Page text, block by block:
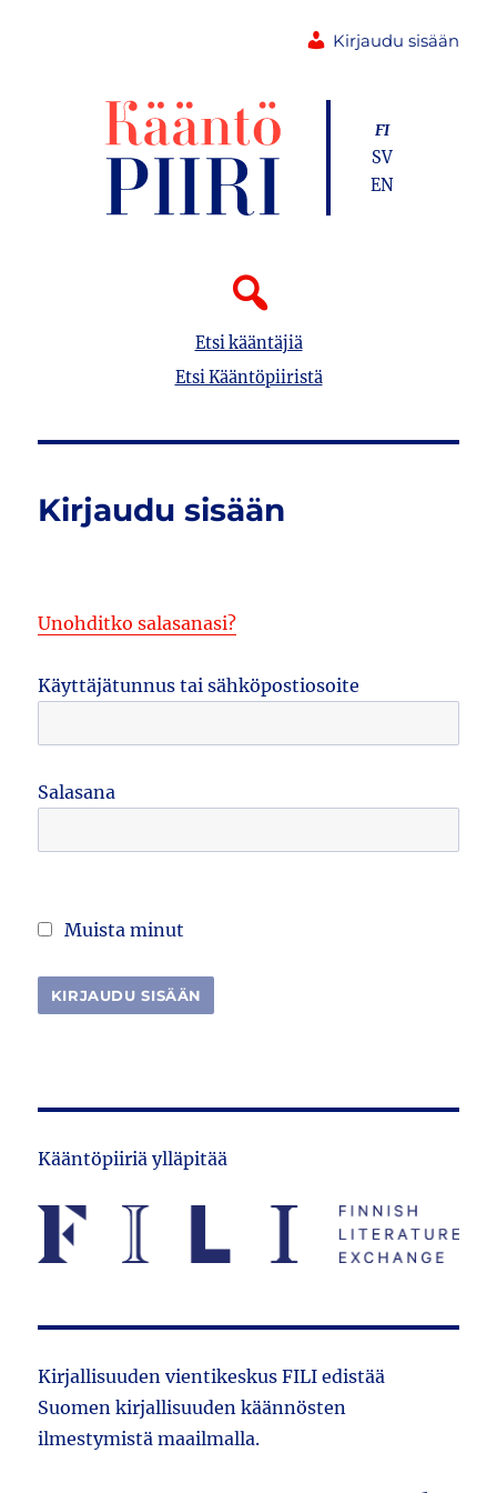
Kirjaudu sisään
Etsi kääntäjiä
Etsi Kääntöpiiristä
FI
SV
EN
Kirjaudu sisään
Unohditko salasanasi?
Käyttäjätunnus tai sähköpostiosoite
Salasana
Muista minut
Kääntöpiiriä ylläpitää
Kirjallisuuden vientikeskus FILI edistää
Suomen kirjallisuuden käännösten
ilmestymistä maailmalla.